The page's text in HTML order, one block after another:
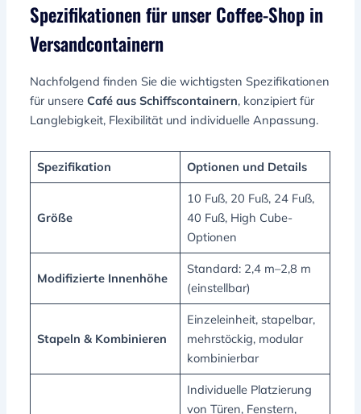
Spezifikationen für unser Coffee-Shop in
Versandcontainern
Nachfolgend finden Sie die wichtigsten Spezifikationen
für unsereCafé aus Schiffscontainern, konzipiert für
Langlebigkeit, Flexibilität und individuelle Anpassung.
Spezifikation Optionen und Details
Größe
10 Fuß, 20 Fuß, 24 Fuß,
40 Fuß, High Cube-
Optionen
Modifizierte Innenhöhe
Standard: 2,4 m–2,8 m
(einstellbar)
Stapeln & Kombinieren
Einzeleinheit, stapelbar,
mehrstöckig, modular
kombinierbar
Individuelle Platzierung
von Türen, Fenstern,